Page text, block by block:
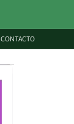
CONTACTO